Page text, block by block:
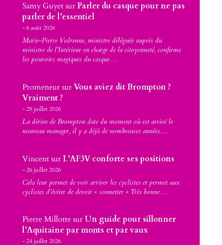
Samy GuyetsurParler du casque pour ne pas
parler de l’essentiel
6 août 2026
Marie-Pierre Vedrenne, ministre déléguée auprès du
ministre de l’Intérieur en charge de la citoyenneté, confirme
les pouvoirs magiques du casque…
PromeneursurVous aviez dit Brompton ?
Vraiment ?
29 juillet 2026
La dérive de Brompton date du moment où est arrivé le
nouveau manager, il y a déjà de nombreuses années.…
VincentsurL’AF3V conforte ses positions
26 juillet 2026
Cela leur permet de voir arriver les cyclistes et permet aux
cyclistes d’éviter de devoir « sonnetter » Très bonne…
Pierre MillottesurUn guide pour sillonner
l’Aquitaine par monts et par vaux
24 juillet 2026